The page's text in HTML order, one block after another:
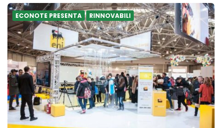
ECONOTE PRESENTA RINNOVABILI